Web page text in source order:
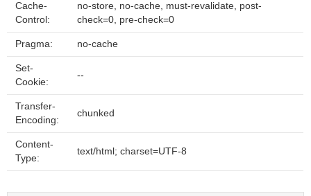
Cache-
Control:
no-store, no-cache, must-revalidate, post-
check=0, pre-check=0
Pragma: no-cache
Set-
Cookie:
--
Transfer-
Encoding:
chunked
Content-
Type:
text/html; charset=UTF-8